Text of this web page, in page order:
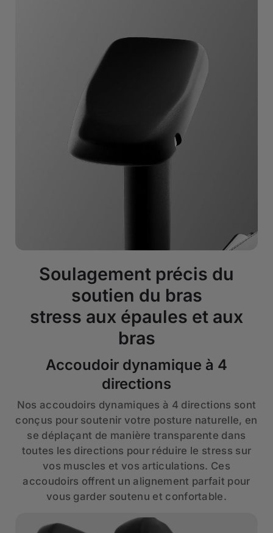
Soulagement précis du
soutien du bras
stress aux épaules et aux
bras
Accoudoir dynamique à 4
directions
Nos accoudoirs dynamiques à 4 directions sont
conçus pour soutenir votre posture naturelle, en
se déplaçant de manière transparente dans
toutes les directions pour réduire le stress sur
vos muscles et vos articulations. Ces
accoudoirs offrent un alignement parfait pour
vous garder soutenu et confortable.